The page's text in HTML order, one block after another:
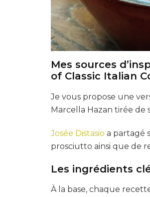
Mes sources
of Classic Italian
Je vous propose une
Marcella Hazan tirée de
Josée Distasio a partagé
prosciutto ainsi que de
Les ingrédients
À la base, chaque